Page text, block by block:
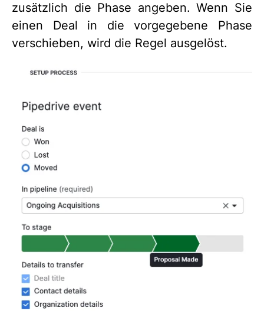
zusätzlich die Phase angeben. Wenn Sie
einen Deal in die vorgegebene Phase
verschieben, wird die Regel ausgelöst.